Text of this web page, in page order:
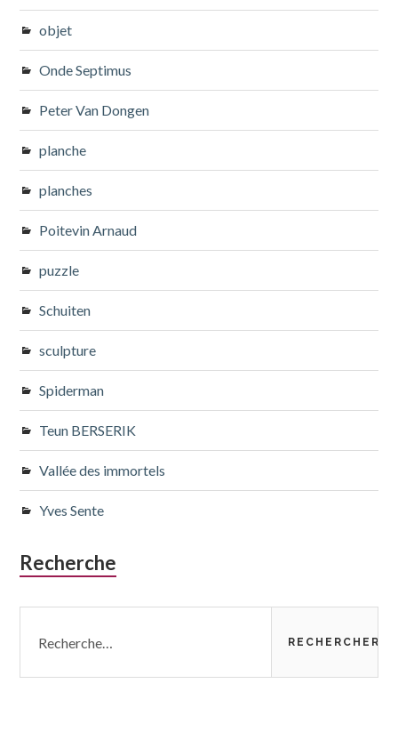
objet
Onde Septimus
Peter Van Dongen
planche
planches
Poitevin Arnaud
puzzle
Schuiten
sculpture
Spiderman
Teun BERSERIK
Vallée des immortels
Yves Sente
Recherche